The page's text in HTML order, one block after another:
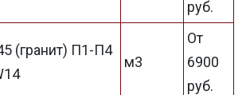
руб.
(гранит) П1-П4
м3
От
6900
руб.